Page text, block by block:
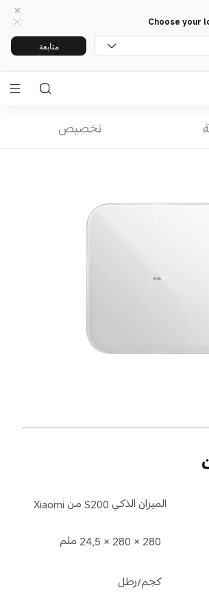
Choose your
متابعة
تخصيص
الميزان الذكي S200 من Xiaomi
280 × 280 × 24,5 ملم
كجم/رطل